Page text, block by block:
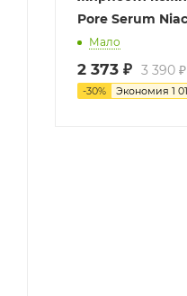
Pore Serum
Мало
2 373 ₽ 3 390 ₽
-30% Экономия 1